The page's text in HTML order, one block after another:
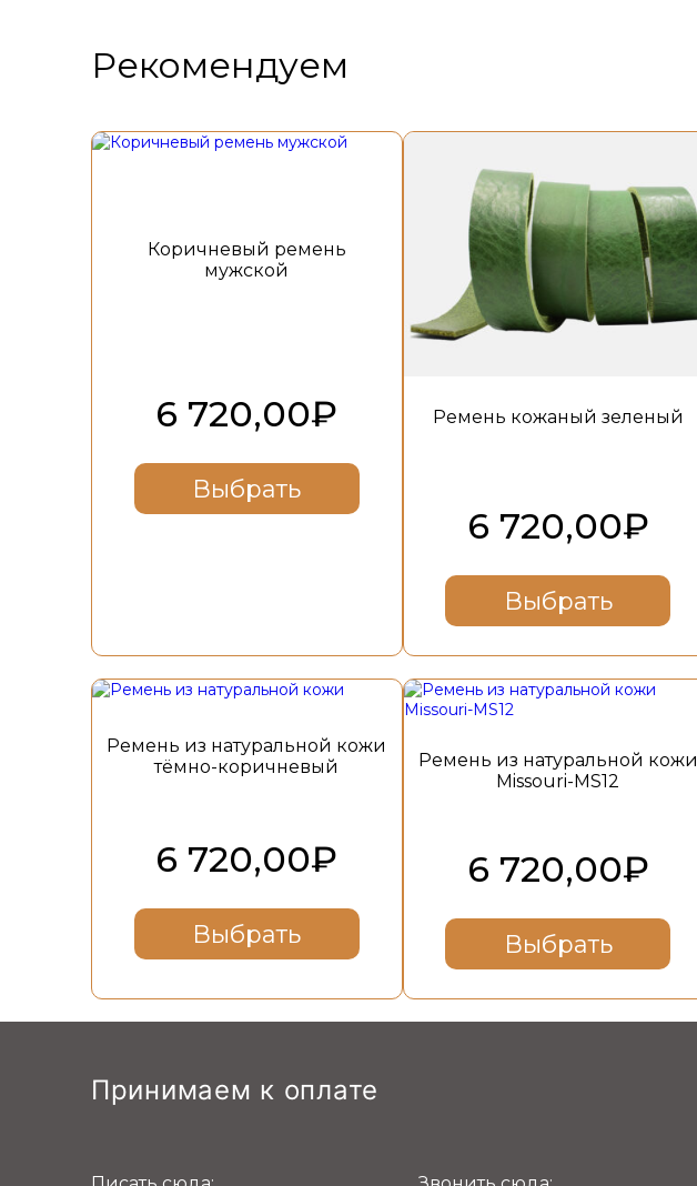
Рекомендуем
Коричневый ремень
мужской
6 720,00₽
Выбрать
Ремень кожаный зеленый
6 720,00₽
Выбрать
Ремень из натуральной кожи
тёмно-коричневый
6 720,00₽
Выбрать
Ремень из натуральной кожи
Missouri-MS12
6 720,00₽
Выбрать
Принимаем к оплате